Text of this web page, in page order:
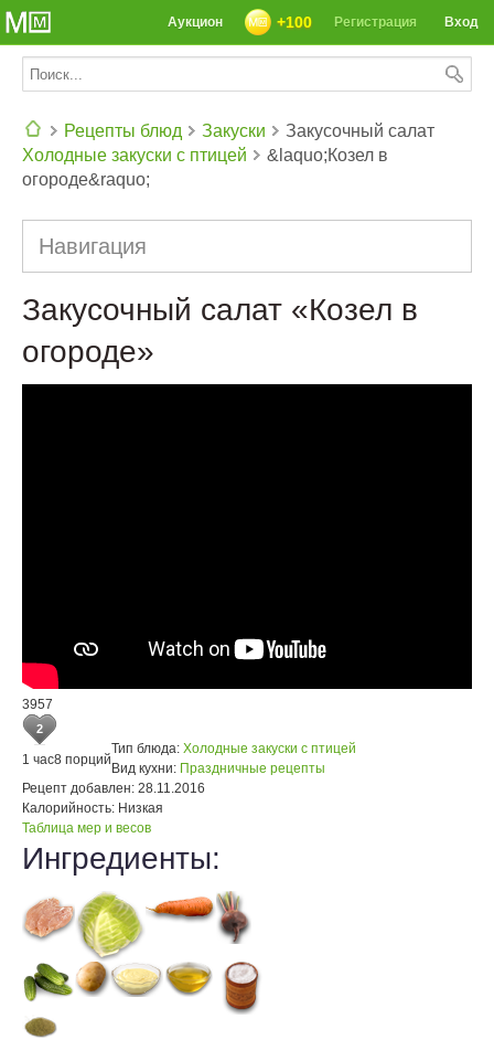
Вход
Регистрация
+100
Аукцион
Рецепты блюд
Закуски
Холодные закуски с птицей
Закусочный салат
&laquo;Козел в
огороде&raquo;
Навигация
Закусочный салат «Козел в
огороде»
3957
2
1 час8 порций
Тип блюда: Холодные закуски с птицей
Вид кухни: Праздничные рецепты
Рецепт добавлен: 28.11.2016
Калорийность: Низкая
Таблица мер и весов
Ингредиенты: